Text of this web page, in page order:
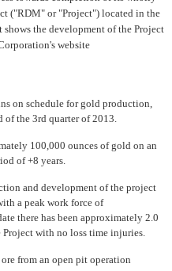
("RDM" or "Project") located in the
the development of the Project
website
on schedule for gold production,
of the 3rd quarter of 2013.
100,000 ounces of gold on an
of +8 years.
and development of the project
a peak work force of
there has been approximately 2.0
with no loss time injuries.
from an open pit operation